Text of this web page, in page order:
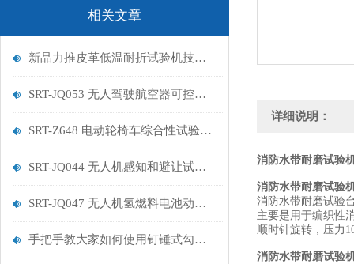
相关文章
新品力推皮革低温耐折试验机技术讲解
SRT-JQ053 无人驾驶航空器可控性试验机的特点有哪些
SRT-Z648 电动轮椅车综合性试验机的简单介绍
SRT-JQ044 无人机感知和避让试验机的简单介绍
SRT-JQ047 无人机氢燃料电池动力系统试验机用途有哪些 符合标准
手把手教大家如何使用钉锤式勾丝性测试机
详细说明：
消防水带耐磨试验
消防水带耐磨试验
消防水带耐磨试验
主要是用于编织性
顺时针旋转，压力
消防水带耐磨试验